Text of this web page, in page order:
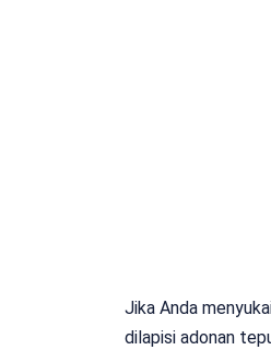
Jika Anda
dilapisi adonan